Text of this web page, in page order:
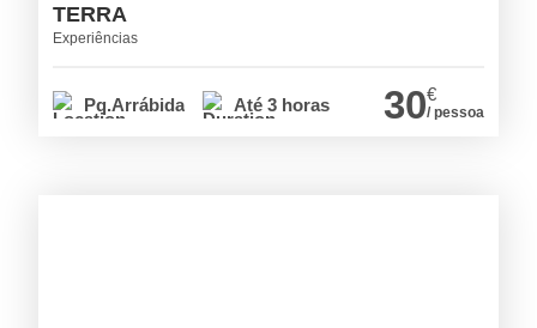
TERRA
Experiências
Pq.Arrábida Até 3 horas 30€
/ pessoa